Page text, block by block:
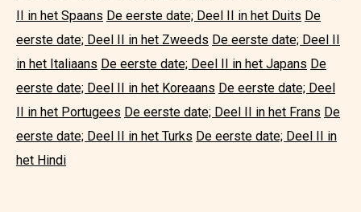
II in het Spaans De eerste date; Deel II in het Duits De
eerste date; Deel II in het Zweeds De eerste date; Deel II
in het Italiaans De eerste date; Deel II in het Japans De
eerste date; Deel II in het Koreaans De eerste date; Deel
II in het Portugees De eerste date; Deel II in het Frans De
eerste date; Deel II in het Turks De eerste date; Deel II in
het Hindi